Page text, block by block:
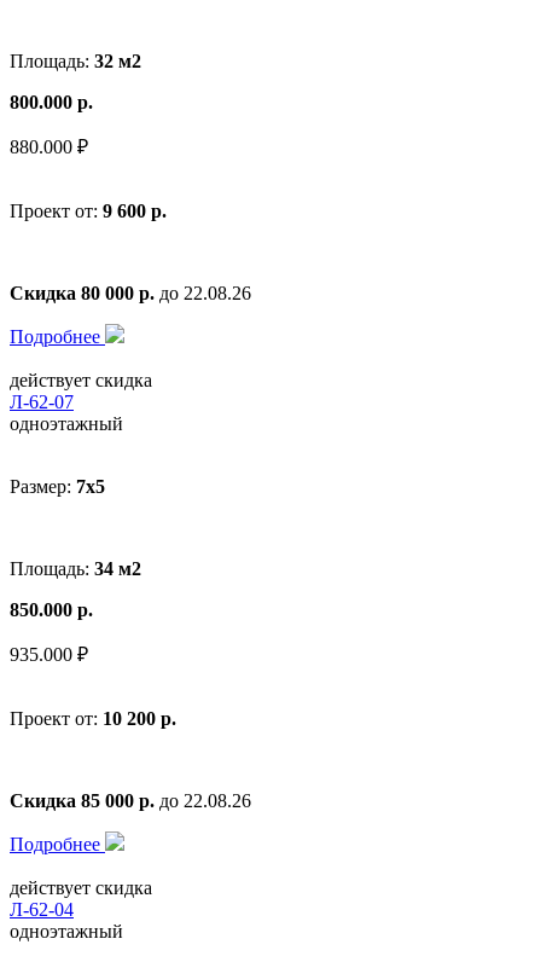
Площадь: 32 м2
800.000 р.
880.000 ₽
Проект от: 9 600 р.
Скидка 80 000 р. до 22.08.26
Подробнее
действует скидка
Л-62-07
одноэтажный
Размер: 7x5
Площадь: 34 м2
850.000 р.
935.000 ₽
Проект от: 10 200 р.
Скидка 85 000 р. до 22.08.26
Подробнее
действует скидка
Л-62-04
одноэтажный